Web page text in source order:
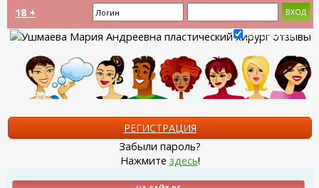
18 +
Запомнить?
РЕГИСТРАЦИЯ
Забыли пароль?
Нажмите здесь!